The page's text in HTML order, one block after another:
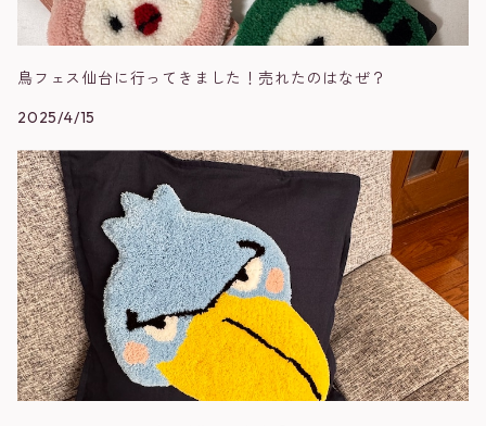
鳥フェス仙台に行ってきました！売れたのはなぜ？
2025/4/15